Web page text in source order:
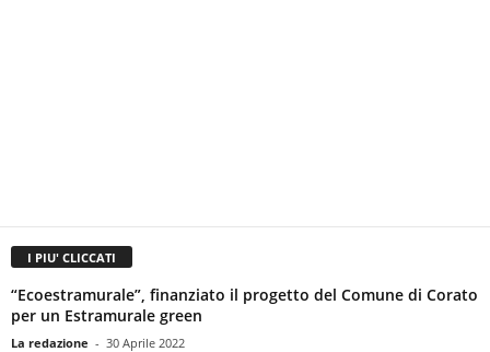
I PIU' CLICCATI
“Ecoestramurale”, finanziato il progetto del Comune di Corato
per un Estramurale green
La redazione - 30 Aprile 2022